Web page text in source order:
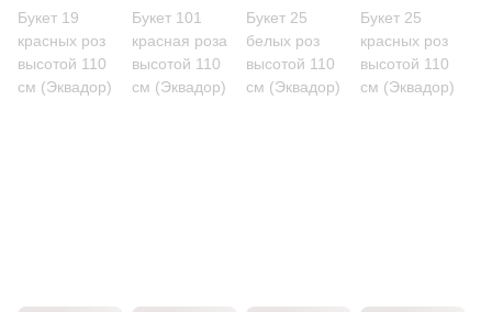
Букет 19
красных роз
высотой 110
см (Эквадор)
Букет 101
красная роза
высотой 110
см (Эквадор)
Букет 25
белых роз
высотой 110
см (Эквадор)
Букет 25
красных роз
высотой 110
см (Эквадор)